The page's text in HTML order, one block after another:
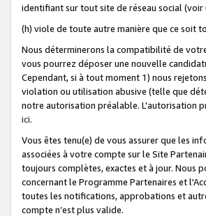
identifiant sur tout site de réseau social
(h) viole de toute autre manière que ce
Nous déterminerons la compatibilité de
vous pourrez déposer une nouvelle
Cependant, si à tout moment 1) nous
violation ou utilisation abusive (telle que
notre autorisation préalable. L'autorisation
ici.
Vous êtes tenu(e) de vous assurer que les
associées à votre compte sur le Site
toujours complètes, exactes et à jour. Nous
concernant le Programme Partenaires et
toutes les notifications, approbations et
compte n’est plus valide.